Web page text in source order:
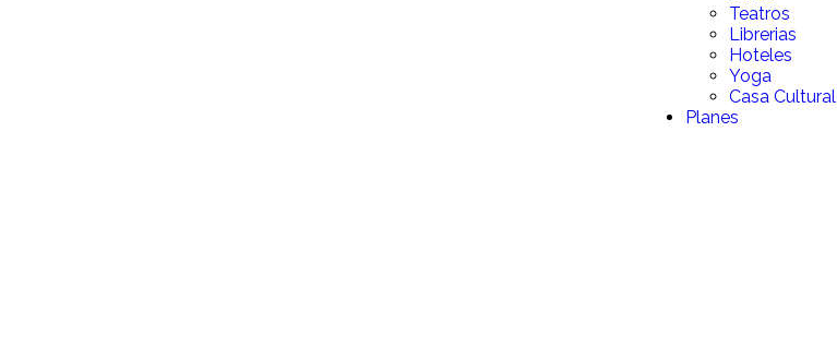
Teatros
Librerias
Hoteles
Yoga
Casa Cultural
Planes